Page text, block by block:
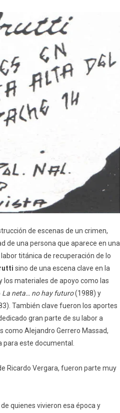
de escenas de un crimen,
de una persona que aparece en una
titánica de recuperación de lo
sino de una escena clave en la
los materiales de apoyo como las
La neta… no hay futuro(1988) y
También clave fueron los aportes
gran parte de su labor a
como Alejandro Gerrero Massad,
este documental.
Ricardo Vergara, fueron parte muy
quienes vivieron esa época y